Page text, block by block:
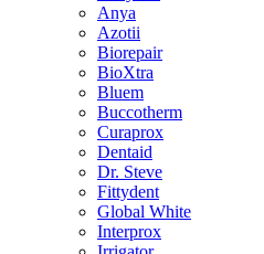
Anya
Azotii
Biorepair
BioXtra
Bluem
Buccotherm
Curaprox
Dentaid
Dr. Steve
Fittydent
Global White
Interprox